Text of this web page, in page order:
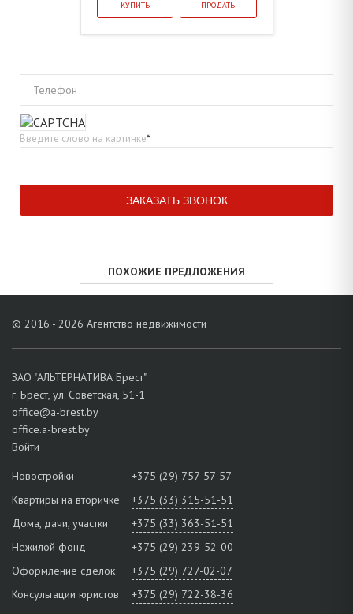
КУПИТЬ ПРОДАТЬ
Телефон
Введите слово на картинке*
ПОХОЖИЕ ПРЕДЛОЖЕНИЯ
© 2016 - 2026 Агентство недвижимости
ЗАО "АЛЬТЕРНАТИВА Брест"
г. Брест, ул. Советская, 51-1
office@a-brest.by
office.a-brest.by
Войти
Новостройки
+375 (29) 757-57-57
Квартиры на вторичке
+375 (33) 315-51-51
Дома, дачи, участки
+375 (33) 363-51-51
Нежилой фонд
+375 (29) 239-52-00
Оформление сделок
+375 (29) 727-02-07
Консультации юристов
+375 (29) 722-38-36